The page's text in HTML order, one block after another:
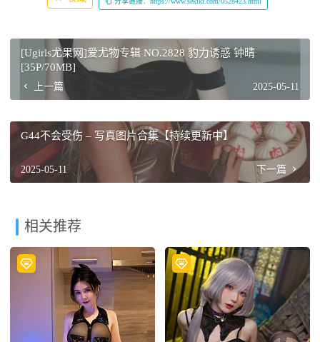
[Ugirls尤果网]爱尤物专辑 NO.2828 豹力诱惑 钟晴
[35P/70MB]
上一篇 2025-05-11
G44不会受伤 – 写真图片合集【持续更新中】
2025-05-11 下一篇
相关推荐